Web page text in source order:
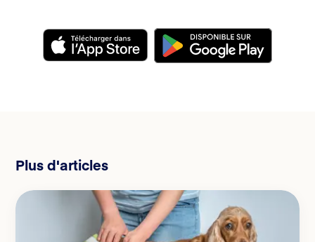
Plus d'articles